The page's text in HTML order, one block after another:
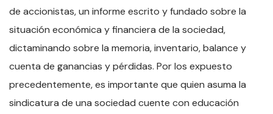
de accionistas, un informe escrito y fundado sobre la
situación económica y financiera de la sociedad,
dictaminando sobre la memoria, inventario, balance y
cuenta de ganancias y pérdidas. Por los expuesto
precedentemente, es importante que quien asuma la
sindicatura de una sociedad cuente con educación